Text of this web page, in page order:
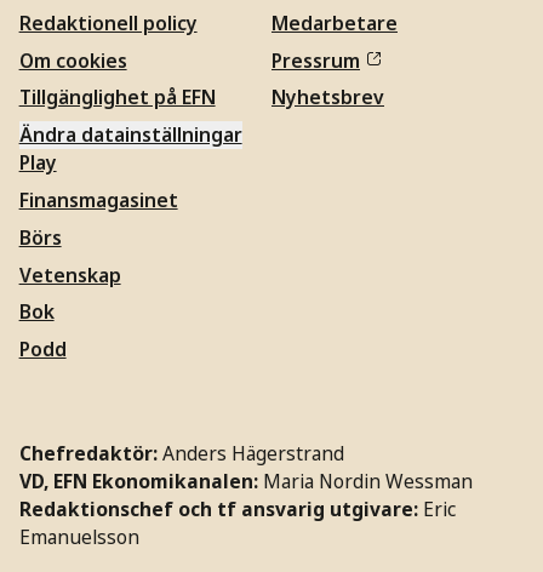
Redaktionell policy
Om cookies
Tillgänglighet på EFN
Ändra datainställningar
Medarbetare
Pressrum
Nyhetsbrev
Play
Finansmagasinet
Börs
Vetenskap
Bok
Podd
Chefredaktör:Anders Hägerstrand
VD, EFN Ekonomikanalen: Maria Nordin Wessman
Redaktionschef och tf ansvarig utgivare: Eric
Emanuelsson